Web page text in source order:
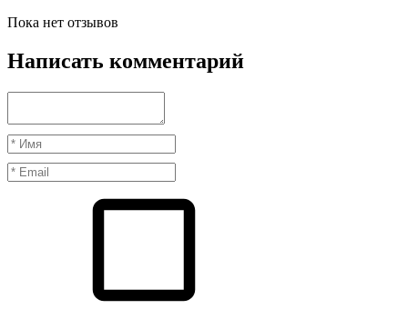
Пока нет отзывов
Написать комментарий